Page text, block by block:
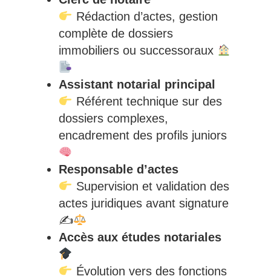
Rédaction d’actes, gestion
complète de dossiers
immobiliers ou successoraux
Assistant notarial principal
Référent technique sur des
dossiers complexes,
encadrement des profils juniors
Responsable d’actes
Supervision et validation des
actes juridiques avant signature
✍
Accès aux études notariales
Évolution vers des fonctions